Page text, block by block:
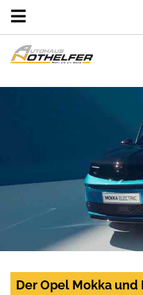
Der Opel Mokka und